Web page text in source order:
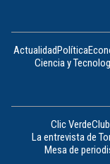
ActualidadPolítica
Ciencia y
Clic Verde
La entrevista de
Mesa de